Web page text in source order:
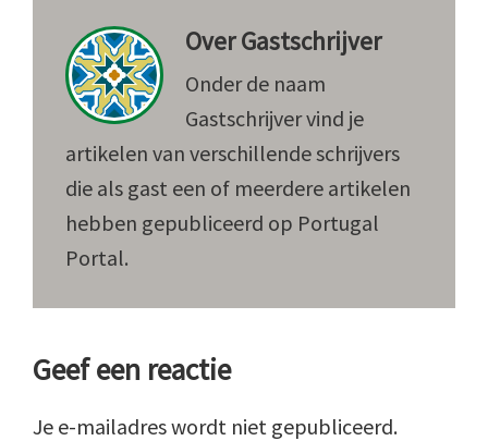
OverGastschrijver
Onder de naam
Gastschrijver vind je
artikelen van verschillende schrijvers
die als gast een of meerdere artikelen
hebben gepubliceerd op Portugal
Portal.
Lees
Interacties
Geef een reactie
Je e-mailadres wordt niet gepubliceerd.